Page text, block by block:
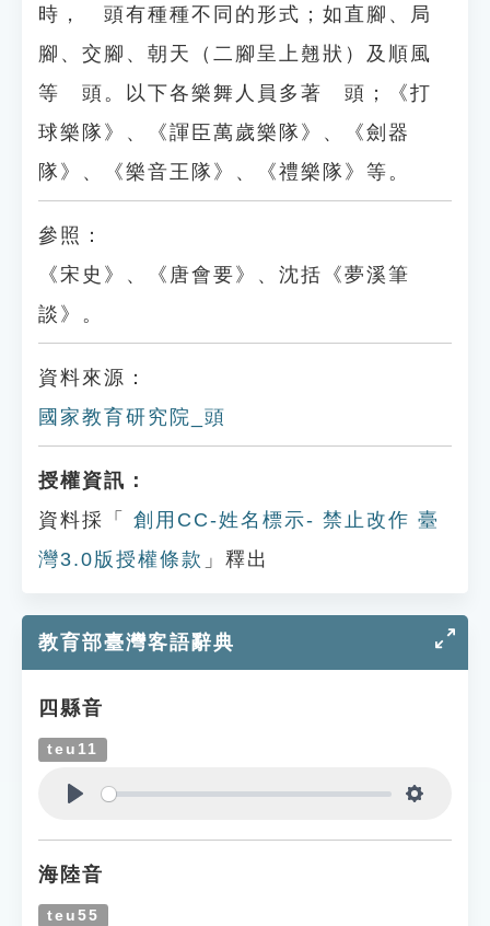
時， 頭有種種不同的形式；如直腳、局
腳、交腳、朝天（二腳呈上翹狀）及順風
等 頭。以下各樂舞人員多著 頭；《打
球樂隊》、《諢臣萬歲樂隊》、《劍器
隊》、《樂音王隊》、《禮樂隊》等。
參照：
《宋史》、《唐會要》、沈括《夢溪筆
談》。
資料來源：
國家教育研究院_頭
授權資訊：
資料採「
創用CC-姓名標示- 禁止改作 臺
灣3.0版授權條款 」釋出
教育部臺灣客語辭典
四縣音
teu11
海陸音
teu55